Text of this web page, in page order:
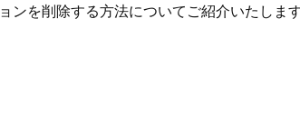
を削除する方法についてご紹介いたします